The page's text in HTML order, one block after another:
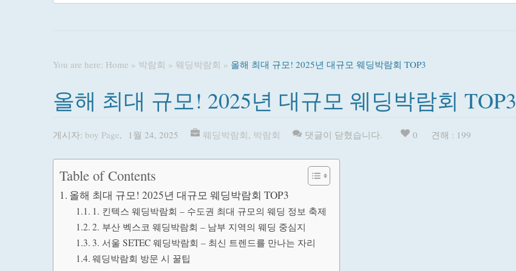
You are here: Home » 박람회 » 웨딩박람회 » 올해 최대 규모! 2025년 대규모 웨딩박람회 TOP3
올해 최대 규모! 2025년 대규모 웨딩박람회 TOP3
게시자: boy Page, 1월 24, 2025 웨딩박람회, 박람회 댓글이 닫혔습니다. 0 견해 : 199
Table of Contents
올해 최대 규모! 2025년 대규모 웨딩박람회 TOP3
1. 킨텍스 웨딩박람회 – 수도권 최대 규모의 웨딩 정보 축제
2. 부산 벡스코 웨딩박람회 – 남부 지역의 웨딩 중심지
3. 서울 SETEC 웨딩박람회 – 최신 트렌드를 만나는 자리
웨딩박람회 방문 시 꿀팁